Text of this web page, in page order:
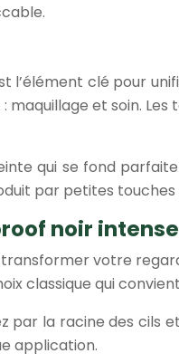
l’élément clé pour
maquillage et soin.
qui se fond
par petites
noir intense
votre
classique qui
la racine des cils
application.